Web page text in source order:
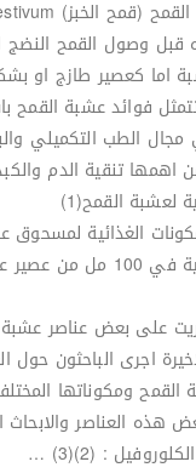
قبل وصول القمح النضج
اما كعصير طازج او
فوائد عشبة القمح
الطب التكميلي
اهمها تنقية الدم
لعشبة القمح(1)
الغذائية لمسحوق
المكونات الغذائية في
على بعض عناصر
اجرى الباحثون حول
القمح ومكوناتها
هذه العناصر والابحاث
: (2)(3) …